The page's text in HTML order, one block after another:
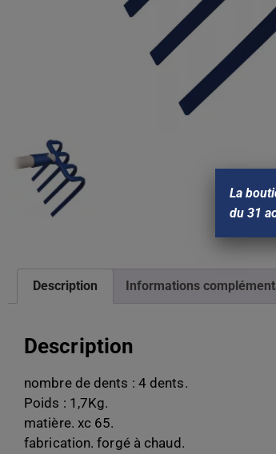
Description Informations
Description
nombre de dents : 4 dents.
Poids : 1,7Kg.
matière. xc 65.
fabrication. forgé à chaud.
La
du 31